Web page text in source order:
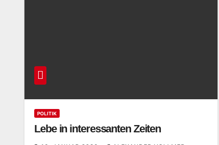
POLITIK
Lebe in interessanten Zeiten